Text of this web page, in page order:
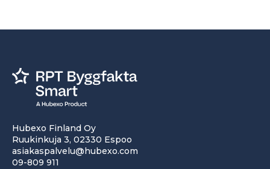
Hubexo Finland Oy
Ruukinkuja 3, 02330 Espoo
asiakaspalvelu@hubexo.com
09-809 911